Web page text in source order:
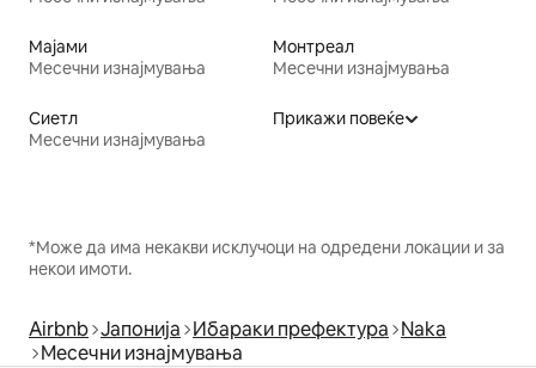
Мајами
Месечни изнајмувања
Монтреал
Месечни изнајмувања
Сиетл
Месечни изнајмувања
Прикажи повеќе
*Може да има некакви исклучоци на одредени локации и за
некои имоти.
Airbnb Јапонија Ибараки префектура Naka
Месечни изнајмувања